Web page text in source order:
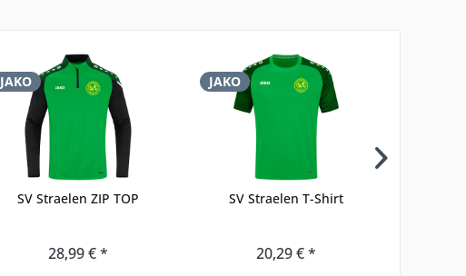
JAKO
SV Straelen ZIP TOP
28,99 € *
JAKO
SV Straelen T-Shirt
20,29 € *